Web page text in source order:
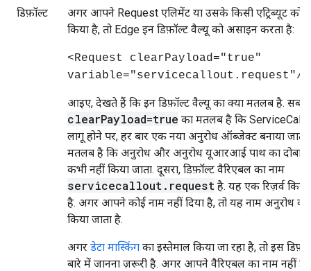
डिफ़ॉल्ट
अगर आपने Request एलिमेंट या उसके किसी एट्रिब्यूट को
किया है, तो Edge इन डिफ़ॉल्ट वैल्यू को असाइन करता है:
<Request clearPayload="true"
variable="servicecallout.request"/>
आइए, देखते हैं कि इन डिफ़ॉल्ट वैल्यू का क्या मतलब है.
clearPayload=true का मतलब है कि
लागू होने पर, हर बार एक नया अनुरोध ऑब्जेक्ट बनाया
मतलब है कि अनुरोध और अनुरोध यूआरआई पाथ का दोबारा
कभी नहीं किया जाता. दूसरा, डिफ़ॉल्ट वैरिएबल का नाम
servicecallout.request है. यह एक रिज़र्व किया
है. अगर आपने कोई नाम नहीं दिया है, तो यह नाम अनुरोध
किया जाता है.
अगर डेटा मास्किंग का इस्तेमाल किया जा रहा है, तो इस
बारे में जानना ज़रूरी है. अगर आपने वैरिएबल का नाम नहीं